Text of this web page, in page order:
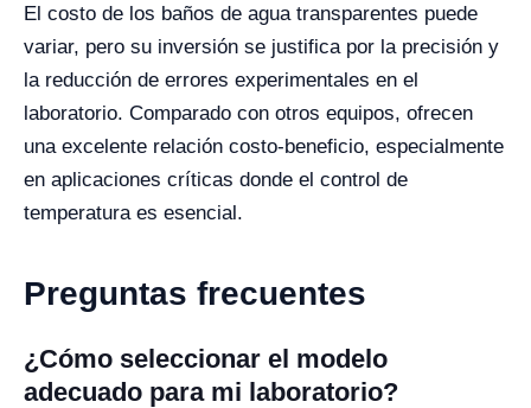
El costo de los baños de agua transparentes puede
variar, pero su inversión se justifica por la precisión y
la reducción de errores experimentales en el
laboratorio. Comparado con otros equipos, ofrecen
una excelente relación costo-beneficio, especialmente
en aplicaciones críticas donde el control de
temperatura es esencial.
Preguntas frecuentes
¿Cómo seleccionar el modelo
adecuado para mi laboratorio?